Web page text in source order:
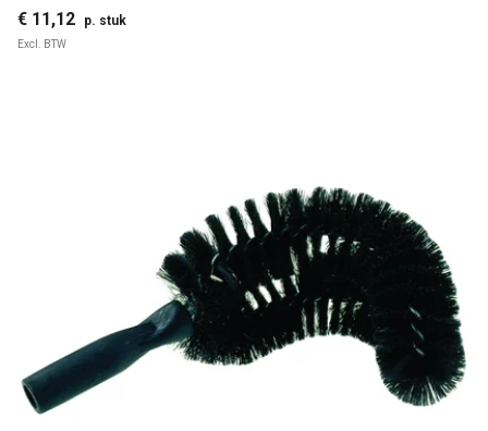
€ 11,12 p. stuk
Excl. BTW